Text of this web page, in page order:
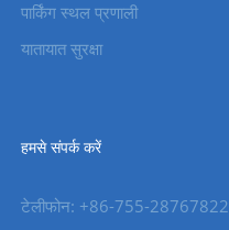
पार्किंग स्थल प्रणाली
यातायात सुरक्षा
हमसे संपर्क करें
टेलीफोन: +86-755-28767822